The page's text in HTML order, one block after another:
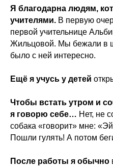
Я благодарна людям,
учителями. В первую
первой учительнице
Жильцовой. Мы бежали в
было с ней интересно.
Ещё я учусь у детей
Чтобы встать утром и
я говорю себе… Нет, не
собака «говорит» мне:
Пошли гулять! А потом
После работы я обычно